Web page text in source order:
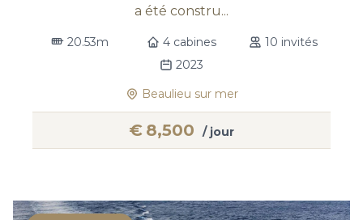
a été constru...
20.53m 4 cabines
10 invités
2023
Beaulieu sur mer
€ 8,500 / jour